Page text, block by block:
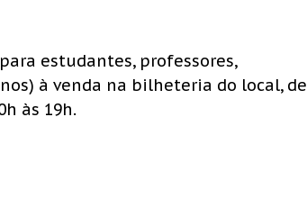
estudantes, professores,
à venda na bilheteria do local, de
às 19h.